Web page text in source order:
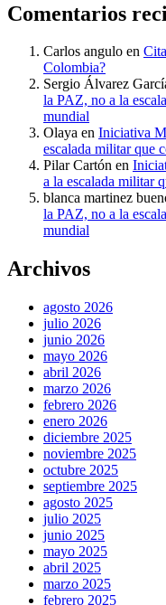
Comentarios
Carlos angulo en
Colombia?
Sergio Álvarez
la PAZ, no a la
mundial
Olaya en Iniciativa
escalada militar que
Pilar Cartón en
a la escalada militar
blanca martinez
la PAZ, no a la
mundial
Archivos
agosto 2026
julio 2026
junio 2026
mayo 2026
abril 2026
marzo 2026
febrero 2026
enero 2026
diciembre 2025
noviembre 2025
octubre 2025
septiembre 2025
agosto 2025
julio 2025
junio 2025
mayo 2025
abril 2025
marzo 2025
febrero 2025